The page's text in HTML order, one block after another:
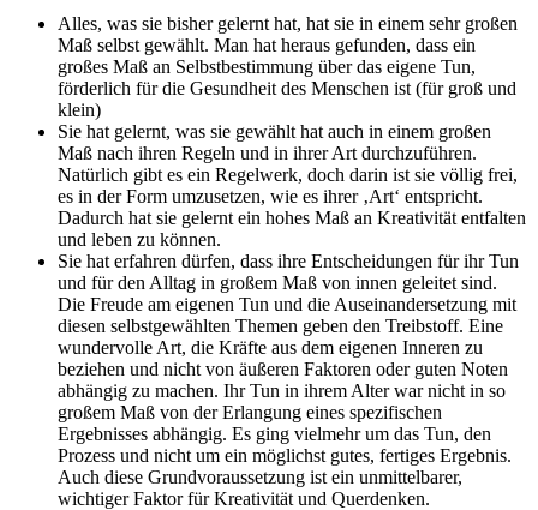
Alles, was sie bisher gelernt hat, hat sie in einem sehr großen
Maß selbst gewählt. Man hat heraus gefunden, dass ein
großes Maß an Selbstbestimmung über das eigene Tun,
förderlich für die Gesundheit des Menschen ist (für groß und
klein)
Sie hat gelernt, was sie gewählt hat auch in einem großen
Maß nach ihren Regeln und in ihrer Art durchzuführen.
Natürlich gibt es ein Regelwerk, doch darin ist sie völlig frei,
es in der Form umzusetzen, wie es ihrer ‚Art‘ entspricht.
Dadurch hat sie gelernt ein hohes Maß an Kreativität entfalten
und leben zu können.
Sie hat erfahren dürfen, dass ihre Entscheidungen für ihr Tun
und für den Alltag in großem Maß von innen geleitet sind.
Die Freude am eigenen Tun und die Auseinandersetzung mit
diesen selbstgewählten Themen geben den Treibstoff. Eine
wundervolle Art, die Kräfte aus dem eigenen Inneren zu
beziehen und nicht von äußeren Faktoren oder guten Noten
abhängig zu machen. Ihr Tun in ihrem Alter war nicht in so
großem Maß von der Erlangung eines spezifischen
Ergebnisses abhängig. Es ging vielmehr um das Tun, den
Prozess und nicht um ein möglichst gutes, fertiges Ergebnis.
Auch diese Grundvoraussetzung ist ein unmittelbarer,
wichtiger Faktor für Kreativität und Querdenken.